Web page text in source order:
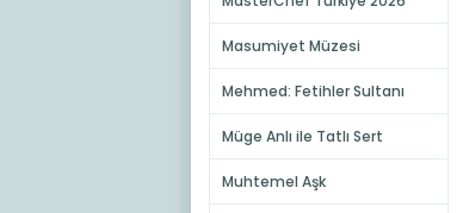
Masumiyet Müzesi
Mehmed: Fetihler Sultanı
Müge Anlı ile Tatlı Sert
Muhtemel Aşk